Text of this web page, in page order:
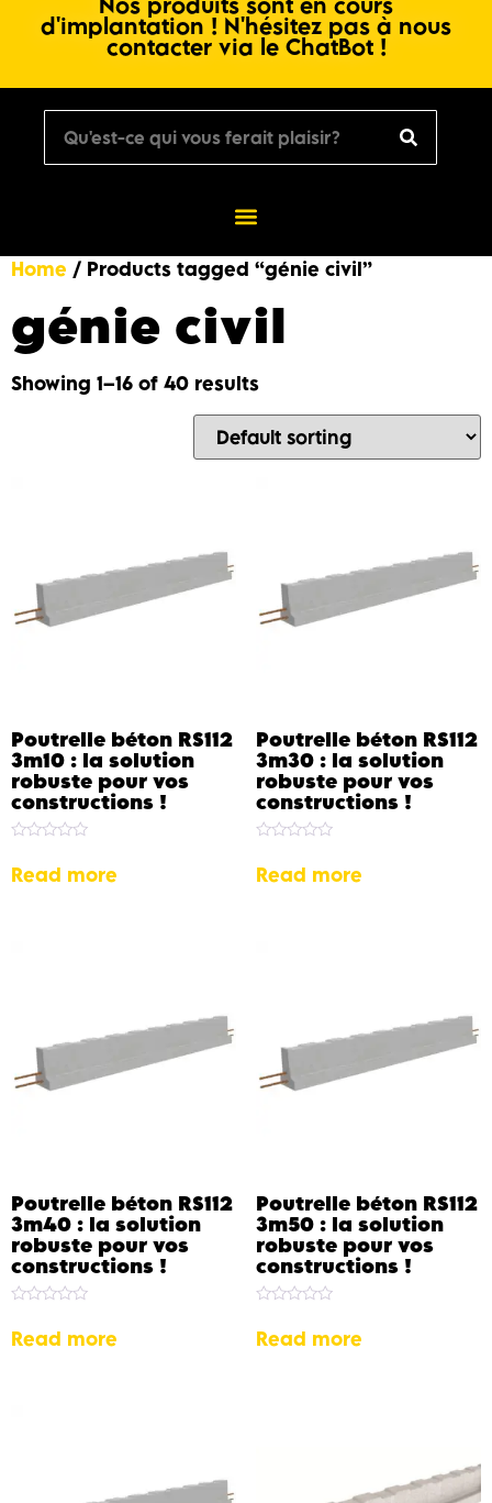
d'implantation ! N'hésitez pas à nous
contacter via le ChatBot !
Home / Products tagged “génie civil”
génie civil
Showing 1–16 of 40 results
Poutrelle béton RS112
3m10 : la solution
robuste pour vos
constructions !
0
out
Read more
Poutrelle béton RS112
3m30 : la solution
robuste pour vos
constructions !
0
out
Read more
Poutrelle béton RS112
3m40 : la solution
robuste pour vos
constructions !
0
out
Read more
Poutrelle béton RS112
3m50 : la solution
robuste pour vos
constructions !
0
out
Read more